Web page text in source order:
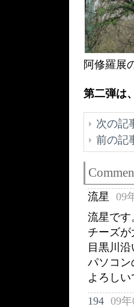
阿修羅展
第二弾は
次の記
前の記
流星
09
流星です
チーズ
目黒川
パソコン
よろしい
194 09